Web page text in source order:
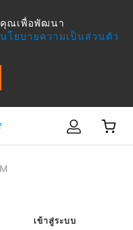
คุณเพื่อพัฒนา
นโยบายความเป็นส่วนตัว
เข้าสู่ระบบ